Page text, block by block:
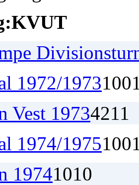
KVUT
1972/1973100
Vest 19734211
1974/1975100
19741010